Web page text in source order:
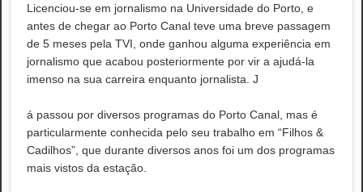
Licenciou-se em jornalismo na Universidade do Porto, e
antes de chegar ao Porto Canal teve uma breve passagem
de 5 meses pela TVI, onde ganhou alguma experiência em
jornalismo que acabou posteriormente por vir a ajudá-la
imenso na sua carreira enquanto jornalista. J
á passou por diversos programas do Porto Canal, mas é
particularmente conhecida pelo seu trabalho em “Filhos &
Cadilhos”, que durante diversos anos foi um dos programas
mais vistos da estação.